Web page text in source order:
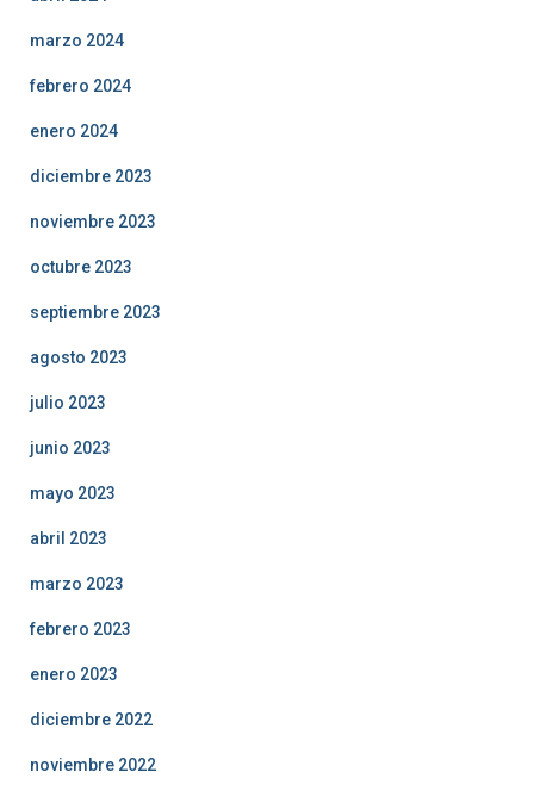
marzo 2024
febrero 2024
enero 2024
diciembre 2023
noviembre 2023
octubre 2023
septiembre 2023
agosto 2023
julio 2023
junio 2023
mayo 2023
abril 2023
marzo 2023
febrero 2023
enero 2023
diciembre 2022
noviembre 2022